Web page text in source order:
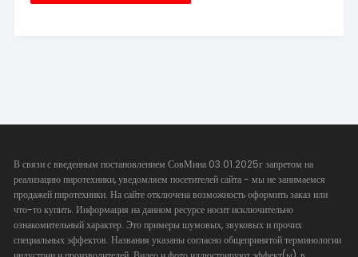
В связи с введенным постановлением СовМина 03.01.2025г запретом на
реализацию пиротехники, уведомляем посетителей сайта - мы не занимаемся
продажей пиротехники. На сайте отключена возможность оформить заказ или
что-то купить. Информация на данном ресурсе носит исключительно
ознакомительный характер. Это примеры шумовых, звуковых и прочих
специальных эффектов. Названия указаны согласно общепринятой терминологии